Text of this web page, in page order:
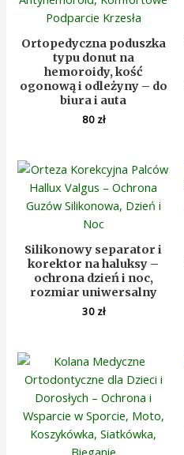
Ortopedyczna poduszka
typu donut na
hemoroidy, kość
ogonową i odleżyny – do
biura i auta
80 zł
Silikonowy separator i
korektor na haluksy –
ochrona dzień i noc,
rozmiar uniwersalny
30 zł